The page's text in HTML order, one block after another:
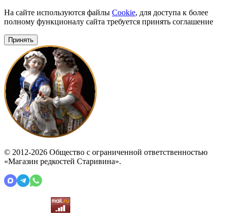
На сайте используются файлы Cookie, для доступа к более
полному функционалу сайта требуется принять соглашение
Принять
© 2012-2026 Общество с ограниченной ответственностью
«Магазин редкостей Старивина».